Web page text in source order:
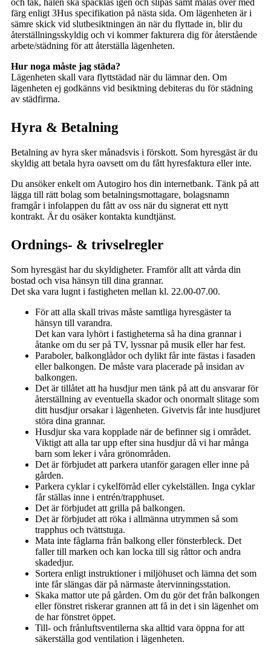
och tak, hålen ska spacklas igen och slipas samt målas över med
färg enligt 3Hus specifikation på nästa sida. Om lägenheten är i
sämre skick vid slutbesiktningen än när du flyttade in, blir du
återställningsskyldig och vi kommer fakturera dig för återstående
arbete/städning för att återställa lägenheten.
Hur noga måste jag städa?
Lägenheten skall vara flyttstädad när du lämnar den. Om
lägenheten ej godkänns vid besiktning debiteras du för städning
av städfirma.
Hyra & Betalning
Betalning av hyra sker månadsvis i förskott. Som hyresgäst är du
skyldig att betala hyra oavsett om du fått hyresfaktura eller inte.
Du ansöker enkelt om Autogiro hos din internetbank. Tänk på att
lägga till rätt bolag som betalningsmottagare, bolagsnamn
framgår i infolappen du fått av oss när du signerat ett nytt
kontrakt. Är du osäker kontakta kundtjänst.
Ordnings- & trivselregler
Som hyresgäst har du skyldigheter. Framför allt att vårda din
bostad och visa hänsyn till dina grannar.
Det ska vara lugnt i fastigheten mellan kl. 22.00-07.00.
För att alla skall trivas måste samtliga hyresgäster ta
hänsyn till varandra.
Det kan vara lyhört i fastigheterna så ha dina grannar i
åtanke om du ser på TV, lyssnar på musik eller har fest.
Paraboler, balkonglådor och dylikt får inte fästas i fasaden
eller balkongen. De måste vara placerade på insidan av
balkongen.
Det är tillåtet att ha husdjur men tänk på att du ansvarar för
återställning av eventuella skador och onormalt slitage som
ditt husdjur orsakar i lägenheten. Givetvis får inte husdjuret
störa dina grannar.
Husdjur ska vara kopplade när de befinner sig i området.
Viktigt att alla tar upp efter sina husdjur då vi har många
barn som leker i våra grönområden.
Det är förbjudet att parkera utanför garagen eller inne på
gården.
Parkera cyklar i cykelförråd eller cykelställen. Inga cyklar
får ställas inne i entrén/trapphuset.
Det är förbjudet att grilla på balkongen.
Det är förbjudet att röka i allmänna utrymmen så som
trapphus och tvättstuga.
Mata inte fåglarna från balkong eller fönsterbleck. Det
faller till marken och kan locka till sig råttor och andra
skadedjur.
Sortera enligt instruktioner i miljöhuset och lämna det som
inte får slängas där på närmaste återvinningsstation.
Skaka mattor ute på gården. Om du gör det från balkongen
eller fönstret riskerar grannen att få in det i sin lägenhet om
de har fönstret öppet.
Till- och frånluftsventilerna ska alltid vara öppna for att
säkerställa god ventilation i lägenheten.